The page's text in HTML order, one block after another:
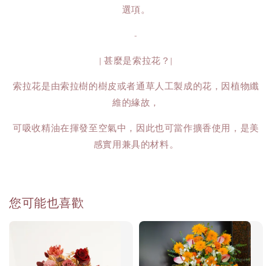
選項。
-
| 甚麼是索拉花？|
索拉花是由索拉樹的樹皮或者通草人工製成的花，因植物纖
維的緣故，
可吸收精油在揮發至空氣中，因此也可當作擴香使用，是美
感實用兼具的材料。
您可能也喜歡